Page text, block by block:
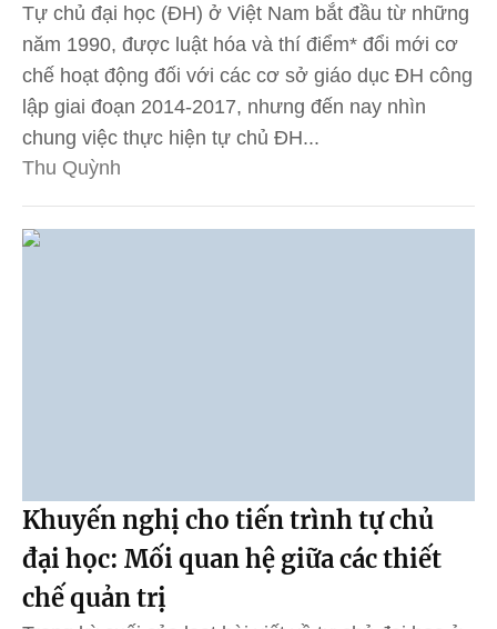
Tự chủ đại học (ĐH) ở Việt Nam bắt đầu từ những
năm 1990, được luật hóa và thí điểm* đổi mới cơ
chế hoạt động đối với các cơ sở giáo dục ĐH công
lập giai đoạn 2014-2017, nhưng đến nay nhìn
chung việc thực hiện tự chủ ĐH...
Thu Quỳnh
Khuyến nghị cho tiến trình tự chủ
đại học: Mối quan hệ giữa các thiết
chế quản trị